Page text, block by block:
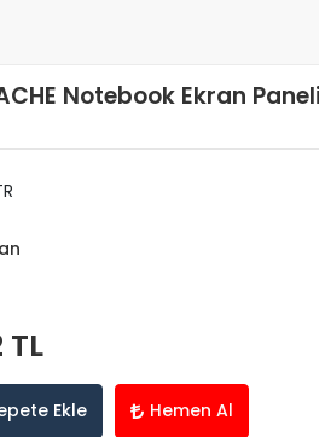
Notebook Ekran Paneli
TL
Ekle Hemen Al